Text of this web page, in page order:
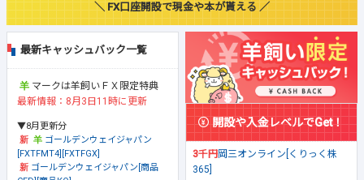
＼ FX口座開設で現金や本が貰える ／
最新キャッシュバック一覧
マークは羊飼いＦＸ限定特典
最新情報：8月3日11時に更新
▼8月更新分
ゴールデンウェイジャパン
[FXTFMT4][FXTFGX]
ゴールデンウェイジャパン[商品
開設や入金レベルでGet！
3千円岡三オンライン[くりっく株
365]